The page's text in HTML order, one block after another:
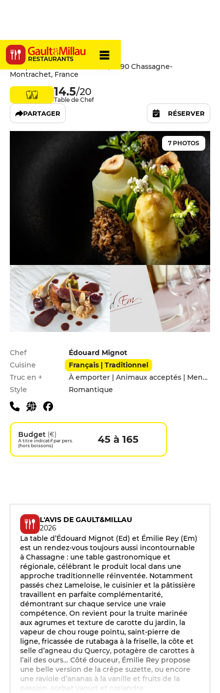
RESTAURANTS
Ed.em
4 Impasse des Chenevottes, 21190 Chassagne-
Montrachet, France
14.5/20
Table de Chef
PARTAGER RÉSERVER
7 PHOTOS
Infos pratiques
Chef
Édouard Mignot
Cuisine
Français | Traditionnel
Truc en +
À emporter | Animaux acceptés | Menu enfants
Style
Romantique
Budget (€)
A titre indicatif par pers.
(hors boissons)
45 à 165
L'AVIS DE GAULT&MILLAU
2026
La table d’Édouard Mignot (Ed) et Émilie Rey (Em)
est un rendez-vous toujours aussi incontournable
à Chassagne : une table gastronomique et
régionale, célébrant le produit local dans une
approche traditionnelle réinventée. Notamment
passés chez Lameloise, le cuisinier et la pâtissière
travaillent en parfaite complémentarité,
démontrant sur chaque service une vraie
compétence. On revient pour la truite marinée
aux agrumes et texture de carotte du jardin, la
vapeur de chou rouge pointu, saint-pierre de
ligne, fricassée de rutabaga à la friselle, la côte et
selle d’agneau du Quercy, potagère de carottes à
l’ail des ours… Côté douceur, Émilie Rey propose
une belle version de la crêpe suzette, ou encore
une raviole d’ananas à la vanille et fruits de la
passion, sorbet yaourt et coriandre.